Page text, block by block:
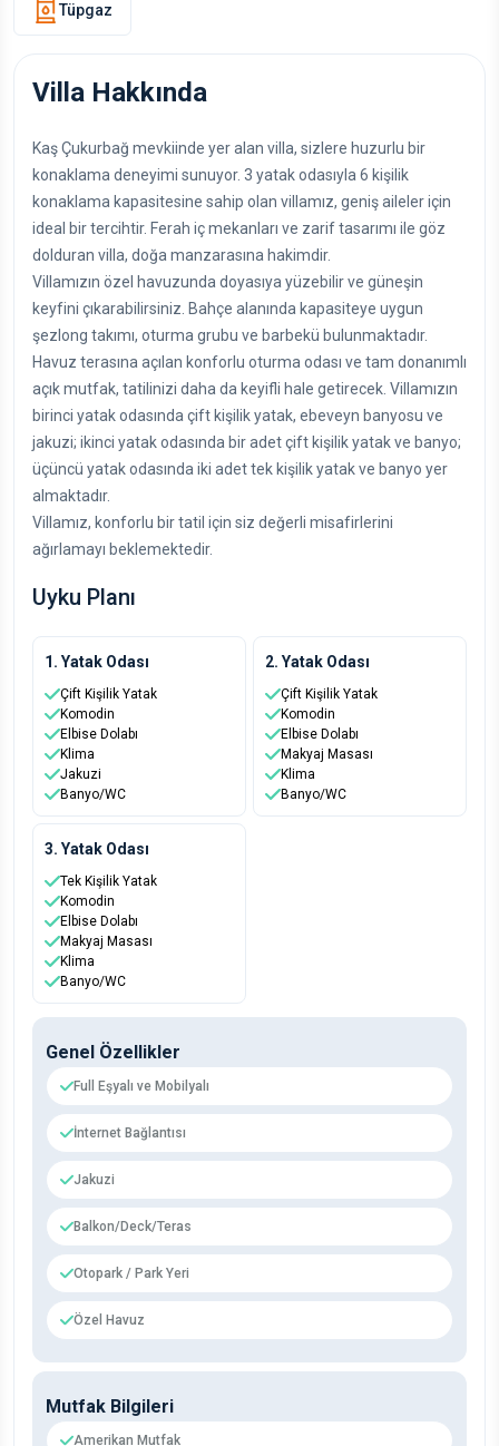
Tüpgaz
Villa Hakkında
Kaş Çukurbağ mevkiinde yer alan villa, sizlere huzurlu bir
konaklama deneyimi sunuyor. 3 yatak odasıyla 6 kişilik
konaklama kapasitesine sahip olan villamız, geniş aileler için
ideal bir tercihtir. Ferah iç mekanları ve zarif tasarımı ile göz
dolduran villa, doğa manzarasına hakimdir.
Villamızın özel havuzunda doyasıya yüzebilir ve güneşin
keyfini çıkarabilirsiniz. Bahçe alanında kapasiteye uygun
şezlong takımı, oturma grubu ve barbekü bulunmaktadır.
Havuz terasına açılan konforlu oturma odası ve tam donanımlı
açık mutfak, tatilinizi daha da keyifli hale getirecek. Villamızın
birinci yatak odasında çift kişilik yatak, ebeveyn banyosu ve
jakuzi; ikinci yatak odasında bir adet çift kişilik yatak ve banyo;
üçüncü yatak odasında iki adet tek kişilik yatak ve banyo yer
almaktadır.
Villamız, konforlu bir tatil için siz değerli misafirlerini
ağırlamayı beklemektedir.
Uyku Planı
1. Yatak Odası
Çift Kişilik Yatak
Komodin
Elbise Dolabı
Klima
Jakuzi
Banyo/WC
2. Yatak Odası
Çift Kişilik Yatak
Komodin
Elbise Dolabı
Makyaj Masası
Klima
Banyo/WC
3. Yatak Odası
Tek Kişilik Yatak
Komodin
Elbise Dolabı
Makyaj Masası
Klima
Banyo/WC
Genel Özellikler
Full Eşyalı ve Mobilyalı
İnternet Bağlantısı
Jakuzi
Balkon/Deck/Teras
Otopark / Park Yeri
Özel Havuz
Mutfak Bilgileri
Amerikan Mutfak